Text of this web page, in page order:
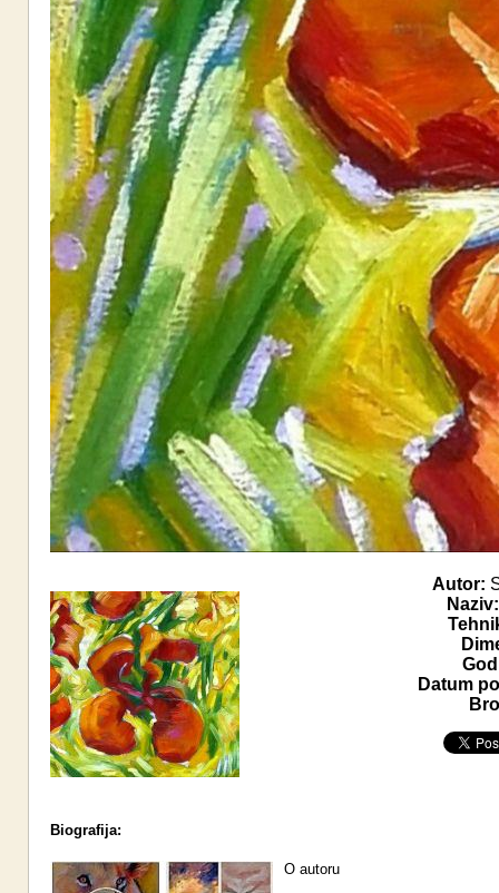
Autor:
Naziv:
Datum
Biografija:
O autoru